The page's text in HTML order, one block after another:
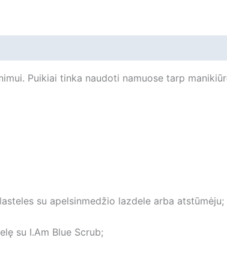
Puikiai tinka naudoti namuose tarp
su apelsinmedžio lazdele arba atstūmėju;
su I.Am Blue Scrub;